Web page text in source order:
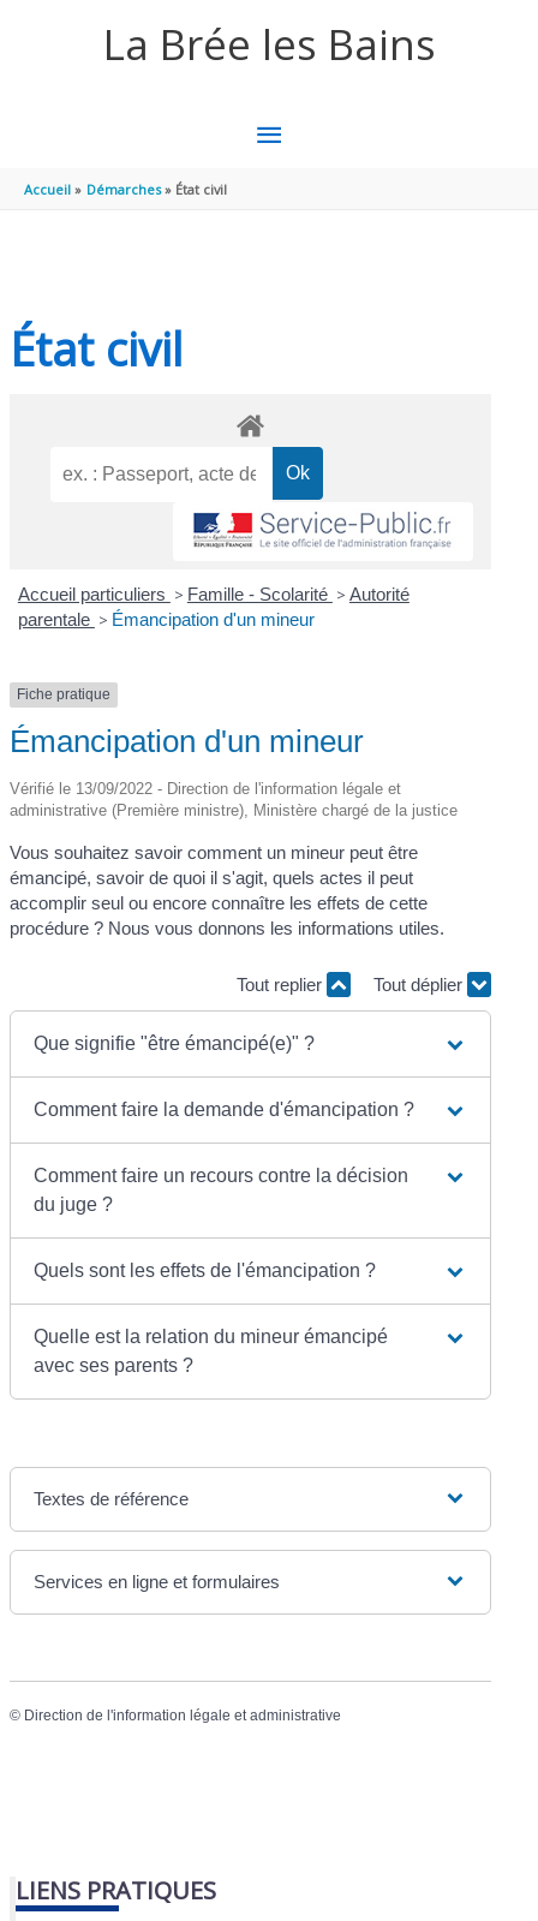
La Brée les Bains
MENU
Accueil Démarches État civil
État civil
Accueil particuliers > Famille - Scolarité > Autorité
parentale > Émancipation d'un mineur
Fiche pratique
Émancipation d'un mineur
Vérifié le 13/09/2022 - Direction de l'information légale et
administrative (Première ministre), Ministère chargé de la justice
Vous souhaitez savoir comment un mineur peut être
émancipé, savoir de quoi il s'agit, quels actes il peut
accomplir seul ou encore connaître les effets de cette
procédure ? Nous vous donnons les informations utiles.
Tout replier Tout déplier
Que signifie "être émancipé(e)" ?
Comment faire la demande d'émancipation ?
Comment faire un recours contre la décision
du juge ?
Quels sont les effets de l'émancipation ?
Quelle est la relation du mineur émancipé
avec ses parents ?
Textes de référence
Services en ligne et formulaires
© Direction de l'information légale et administrative
LIENS PRATIQUES